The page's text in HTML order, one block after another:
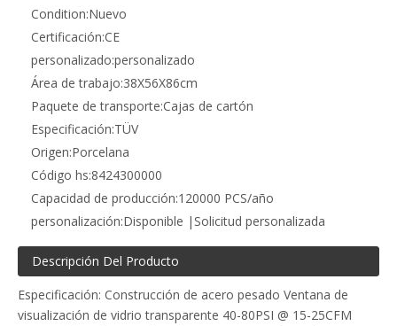
Condition:Nuevo
Certificación:CE
personalizado:personalizado
Área de trabajo:38X56X86cm
Paquete de transporte:Cajas de cartón
Especificación:TÜV
Origen:Porcelana
Código hs:8424300000
Capacidad de producción:120000 PCS/año
personalización:Disponible |Solicitud personalizada
Descripción Del Producto
Especificación: Construcción de acero pesado Ventana de
visualización de vidrio transparente 40-80PSI @ 15-25CFM